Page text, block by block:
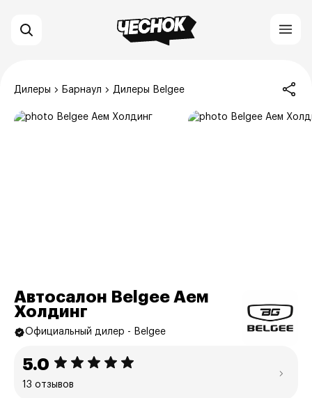
Дилеры Барнаул Дилеры Belgee
Автосалон Belgee Аем
Холдинг
Официальный дилер - Belgee
5.0
13 отзывов